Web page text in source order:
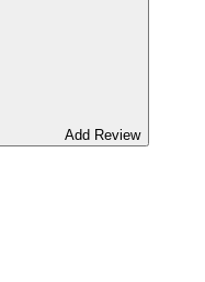
Add Review